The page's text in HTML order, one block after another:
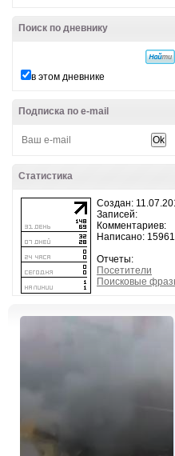
Поиск по дневнику
в этом дневнике
Подписка по e-mail
Статистика
Создан:
Записей:
Комментариев:
Написано: 15961
Отчеты:
Посетители
Поисковые